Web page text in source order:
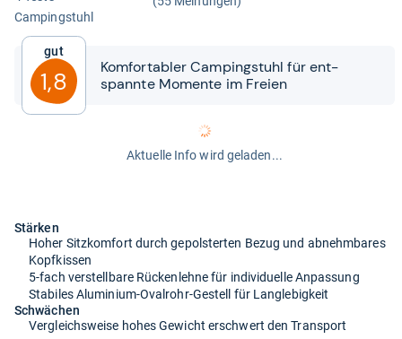
Cam­ping­stuhl
Gut
1,8
Kom­for­ta­bler Cam­ping­stuhl für ent­
spannte Momente im Freien
Aktuelle Info wird geladen...
Stärken
Hoher Sitzkomfort durch gepolsterten Bezug und abnehmbares
Kopfkissen
5-fach verstellbare Rückenlehne für individuelle Anpassung
Stabiles Aluminium-Ovalrohr-Gestell für Langlebigkeit
Schwächen
Vergleichsweise hohes Gewicht erschwert den Transport